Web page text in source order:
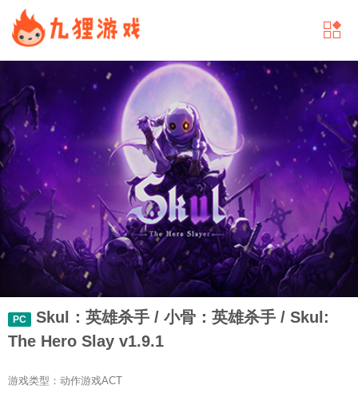
PC
Skul：英雄杀手 / 小骨：英雄杀手 / Skul:
The Hero Slay v1.9.1
游戏类型：动作游戏ACT